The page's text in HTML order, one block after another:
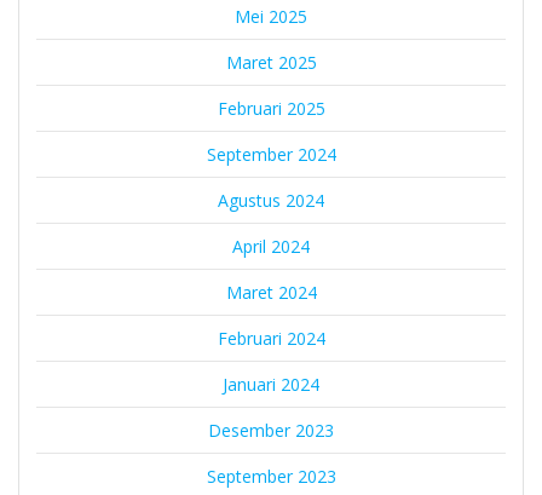
Mei 2025
Maret 2025
Februari 2025
September 2024
Agustus 2024
April 2024
Maret 2024
Februari 2024
Januari 2024
Desember 2023
September 2023